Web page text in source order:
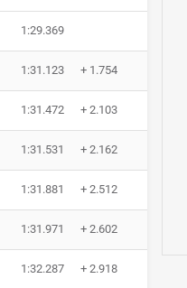
1:29.369
1:31.123 + 1.754
1:31.472 + 2.103
1:31.531 + 2.162
1:31.881 + 2.512
1:31.971 + 2.602
1:32.287 + 2.918